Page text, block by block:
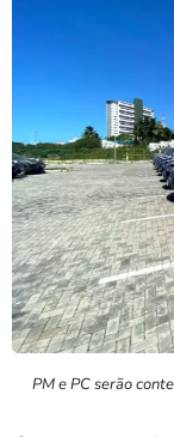
PM e PC serão